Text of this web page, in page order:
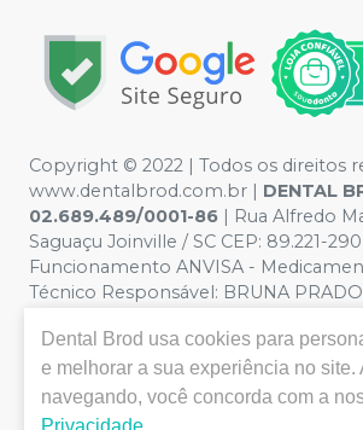
Copyright © 2022 | Todos os direitos
www.dentalbrod.com.br | DENTAL
02.689.489/0001-86 | Rua Alfredo
Saguaçu Joinville / SC CEP: 89.221-
Funcionamento ANVISA -
Técnico Responsável: BRUNA
Fotos meramente ilustrativas - Os
da loja virtual estão sujeitos a
divergência de preços no site, o valor
Carrinho de Compra. Não vendemos
Dental Brod usa cookies para
e melhorar a sua experiência no site.
navegando, você concorda com a
Privacidade